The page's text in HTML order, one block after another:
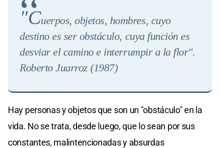
"Cuerpos, objetos, hombres, cuyo
destino es ser obstáculo, cuya función es
desviar el camino e interrumpir a la flor".
Roberto Juarroz (1987)
Hay personas y objetos que son un "obstáculo" en la
vida. No se trata, desde luego, que lo sean por sus
constantes, malintencionadas y absurdas